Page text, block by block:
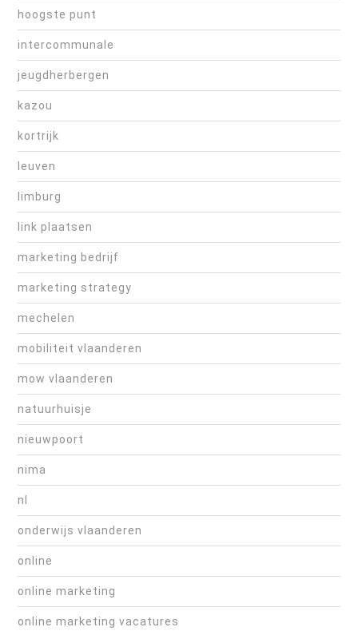
hoogste punt
intercommunale
jeugdherbergen
kazou
kortrijk
leuven
limburg
link plaatsen
marketing bedrijf
marketing strategy
mechelen
mobiliteit vlaanderen
mow vlaanderen
natuurhuisje
nieuwpoort
nima
nl
onderwijs vlaanderen
online
online marketing
online marketing vacatures